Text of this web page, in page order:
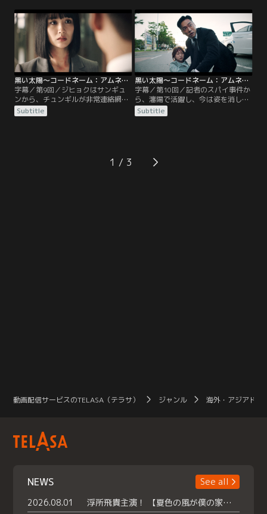
聞いた話を確認しようとするが、情
報はサーバーから消されていた。ジ
ヒョクとジェイは、国情院に追われ
るサンギュンに接触する。「1年前
の約束を覚えているか」と聞かれた
ジヒョクは……。
かにサンギュンと接触しようとする
ジヒョクとジェイに、スヨンはいき
り立つ。結局、サンギュンは逮捕さ
れるが、国情院のサーバーにサンギ
ュンが仕込んだウイルスが広が
り……。
黒い太陽～コードネーム：アムネシア～ 第09話／字幕
字幕／第9回／ジヒョクはサンギュ
ンから、チュンギルが非常連絡網を
使って助けを求めた人物が、スヨン
だったと聞かされる。彼女の首を絞
調査を始める。ジェイはスヨンの依
頼で、脱北者出身の記者が、北朝鮮
Subtitle
黒い太陽～コードネーム：アムネシア～ 第10話／字幕
字幕／第10回／記者のスパイ事件か
ら、瀋陽で活躍し、今は姿を消した
潜入工作員チャン・チョヌの存在が
浮かび上がる。チョヌをあぶり出す
ンの関係が明らかになるが、ジェイ
がチョヌにさらわれてしまう。チョ
Subtitle
1
動画配信サービスのTELASA（テラサ） ジャンル 海外・アジアドラ
NEWS
See all
2026.08.01
浮所飛貴主演！ 【夏色の風が僕の家にやってきた】 本日よりテラサで独占配信スタート！